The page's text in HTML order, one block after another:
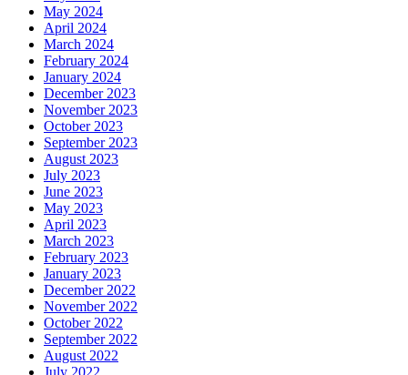
May 2024
April 2024
March 2024
February 2024
January 2024
December 2023
November 2023
October 2023
September 2023
August 2023
July 2023
June 2023
May 2023
April 2023
March 2023
February 2023
January 2023
December 2022
November 2022
October 2022
September 2022
August 2022
July 2022